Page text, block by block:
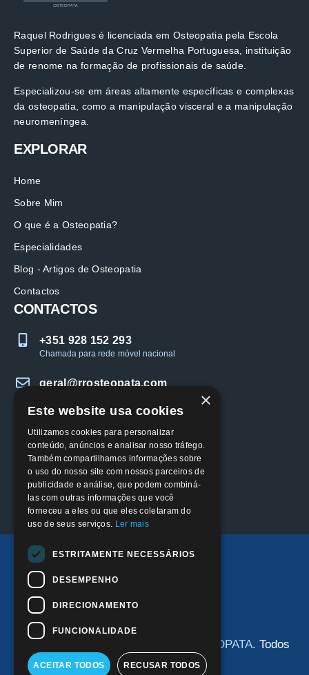
Raquel Rodriguesé licenciada em Osteopatia pela Escola
Superior de Saúde da Cruz Vermelha Portuguesa, instituição
de renome na formação de profissionais de saúde.
Especializou-se em áreas altamente específicas e complexas
da osteopatia, como a manipulação visceral e a manipulação
neuromeníngea.
EXPLORAR
Home
Sobre Mim
O que é a Osteopatia?
Especialidades
Blog - Artigos de Osteopatia
Contactos
CONTACTOS
+351 928 152 293
Chamada para rede móvel nacional
geral@rrosteopata.com
Fale Connosco
SIGA-NOS
© 2026 - RAQUEL RODRIGUES OSTEOPATA. Todos
Os Direitos Reservados
Termos & Condições
Política de Privacidade
Política de Cookies
Livro de Reclamações Online
×
Este website usa cookies
Utilizamos cookies para personalizar
conteúdo, anúncios e analisar nosso tráfego.
Também compartilhamos informações sobre
o uso do nosso site com nossos parceiros de
publicidade e análise, que podem combiná-
las com outras informações que você
forneceu a eles ou que eles coletaram do
uso de seus serviços. Ler mais
ESTRITAMENTE NECESSÁRIOS
DESEMPENHO
DIRECIONAMENTO
FUNCIONALIDADE
ACEITAR TODOS RECUSAR TODOS